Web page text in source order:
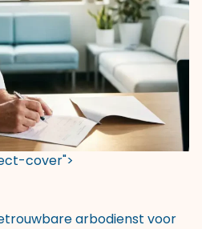
cover">
arbodienst voor